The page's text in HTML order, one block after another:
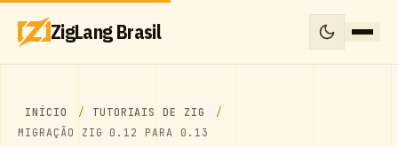
ZigLang Brasil
INÍCIO
TUTORIAIS DE ZIG
MIGRAÇÃO ZIG 0.12 PARA 0.13